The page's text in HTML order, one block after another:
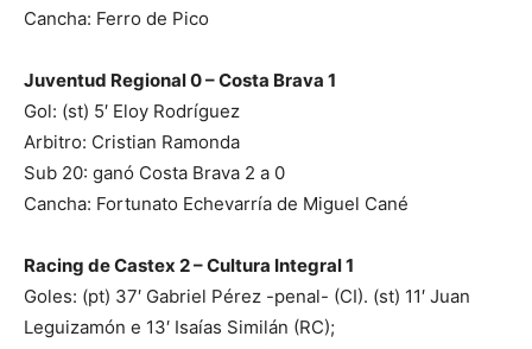
Cancha: Ferro de Pico
Juventud Regional 0 – Costa Brava 1
Gol: (st) 5′ Eloy Rodríguez
Arbitro: Cristian Ramonda
Sub 20: ganó Costa Brava 2 a 0
Cancha: Fortunato Echevarría de Miguel Cané
Racing de Castex 2 – Cultura Integral 1
Goles: (pt) 37′ Gabriel Pérez -penal- (CI). (st) 11′ Juan
Leguizamón e 13′ Isaías Similán (RC);